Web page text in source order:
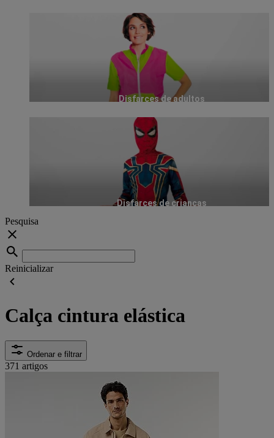
Disfarces de adultos
Disfarces de crianças
Pesquisa
Reinicializar
Calça cintura elástica
Ordenar e filtrar
371 artigos